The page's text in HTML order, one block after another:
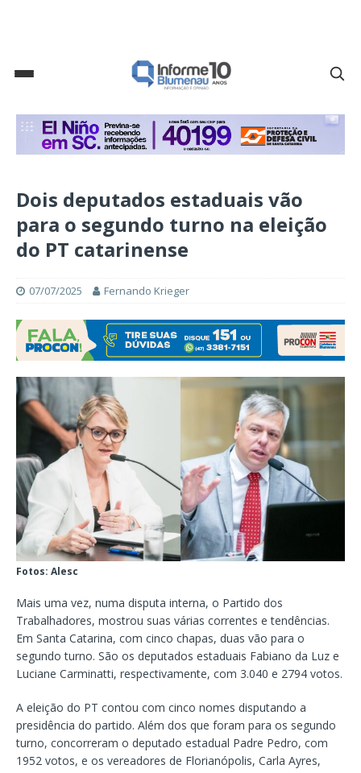
Dois deputados estaduais vão
para o segundo turno na eleição
do PT catarinense
07/07/2025 Fernando Krieger
Fotos: Alesc
Mais uma vez, numa disputa interna, o Partido dos
Trabalhadores, mostrou suas várias correntes e tendências.
Em Santa Catarina, com cinco chapas, duas vão para o
segundo turno. São os deputados estaduais Fabiano da Luz e
Luciane Carminatti, respectivamente, com 3.040 e 2794 votos.
A eleição do PT contou com cinco nomes disputando a
presidência do partido. Além dos que foram para os segundo
turno, concorreram o deputado estadual Padre Pedro, com
1952 votos, e os vereadores de Florianópolis, Carla Ayres,